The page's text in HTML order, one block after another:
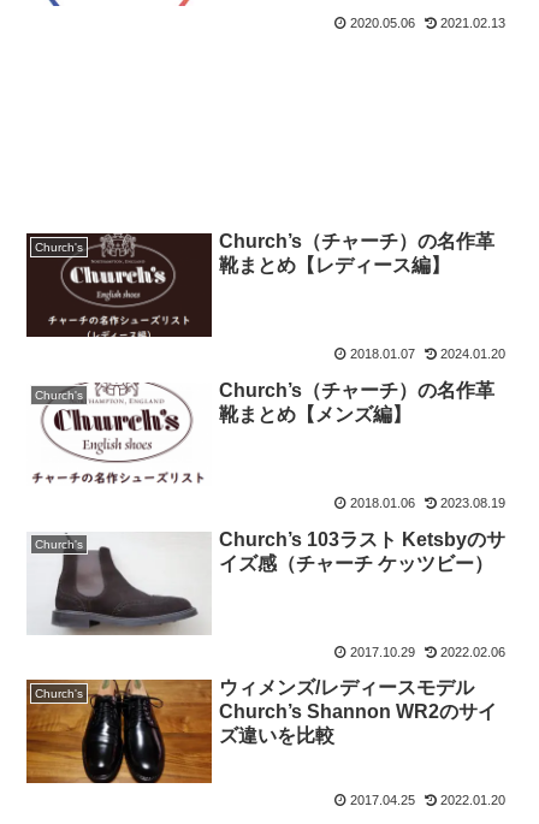
2020.05.06 2021.02.13
Church's
Church’s（チャーチ）の名作革
靴まとめ【レディース編】
2018.01.07 2024.01.20
Church's
Church’s（チャーチ）の名作革
靴まとめ【メンズ編】
2018.01.06 2023.08.19
Church's
Church’s 103ラスト Ketsbyのサ
イズ感（チャーチ ケッツビー）
2017.10.29 2022.02.06
Church's
ウィメンズ/レディースモデル
Church’s Shannon WR2のサイ
ズ違いを比較
2017.04.25 2022.01.20